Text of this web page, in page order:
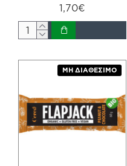
1,70€
ΜΗ ΔΙΑΘΈΣΙΜΟ